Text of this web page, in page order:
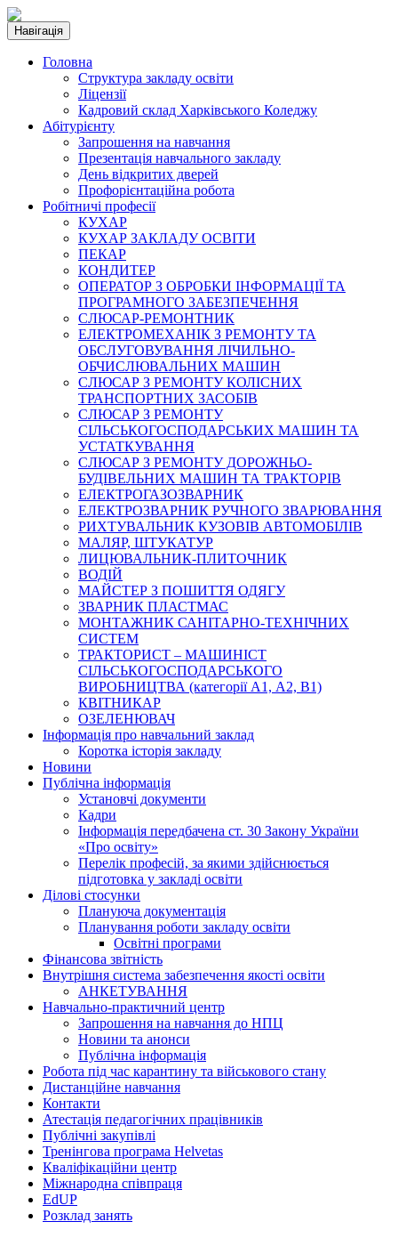
Навігація
Головна
Структура закладу освіти
Ліцензії
Кадровий склад Харківського Коледжу
Абітурієнту
Запрошення на навчання
Презентація навчального закладу
День відкритих дверей
Профорієнтаційна робота
Робітничі професії
КУХАР
КУХАР ЗАКЛАДУ ОСВІТИ
ПЕКАР
КОНДИТЕР
ОПЕРАТОР З ОБРОБКИ ІНФОРМАЦІЇ ТА
ПРОГРАМНОГО ЗАБЕЗПЕЧЕННЯ
СЛЮСАР-РЕМОНТНИК
ЕЛЕКТРОМЕХАНІК З РЕМОНТУ ТА
ОБСЛУГОВУВАННЯ ЛІЧИЛЬНО-
ОБЧИСЛЮВАЛЬНИХ МАШИН
СЛЮСАР З РЕМОНТУ КОЛІСНИХ
ТРАНСПОРТНИХ ЗАСОБІВ
СЛЮСАР З РЕМОНТУ
СІЛЬСЬКОГОСПОДАРСЬКИХ МАШИН ТА
УСТАТКУВАННЯ
СЛЮСАР З РЕМОНТУ ДОРОЖНЬО-
БУДІВЕЛЬНИХ МАШИН ТА ТРАКТОРІВ
ЕЛЕКТРОГАЗОЗВАРНИК
ЕЛЕКТРОЗВАРНИК РУЧНОГО ЗВАРЮВАННЯ
РИХТУВАЛЬНИК КУЗОВІВ АВТОМОБІЛІВ
МАЛЯР, ШТУКАТУР
ЛИЦЮВАЛЬНИК-ПЛИТОЧНИК
ВОДІЙ
МАЙСТЕР З ПОШИТТЯ ОДЯГУ
ЗВАРНИК ПЛАСТМАС
МОНТАЖНИК САНІТАРНО-ТЕХНІЧНИХ
СИСТЕМ
ТРАКТОРИСТ – МАШИНІСТ
СІЛЬСЬКОГОСПОДАРСЬКОГО
ВИРОБНИЦТВА (категорії А1, А2, В1)
КВІТНИКАР
ОЗЕЛЕНЮВАЧ
Інформація про навчальний заклад
Коротка історія закладу
Новини
Публічна інформація
Установчі документи
Кадри
Інформація передбачена ст. 30 Закону України
«Про освіту»
Перелік професій, за якими здійснюється
підготовка у закладі освіти
Ділові стосунки
Плануюча документація
Планування роботи закладу освіти
Освітні програми
Фінансова звітність
Внутрішня система забезпечення якості освіти
АНКЕТУВАННЯ
Навчально-практичний центр
Запрошення на навчання до НПЦ
Новини та анонси
Публічна інформація
Робота під час карантину та військового стану
Дистанційне навчання
Контакти
Атестація педагогічних працівників
Публічні закупівлі
Тренінгова програма Helvetas
Кваліфікаційни центр
Міжнародна співпраця
EdUР
Розклад занять